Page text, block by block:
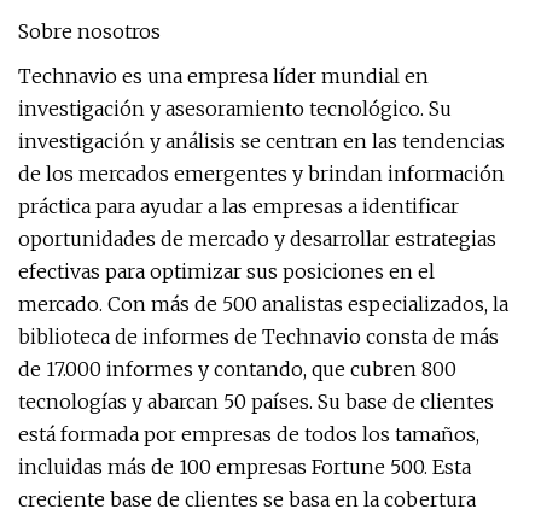
Sobre nosotros
Technavio es una empresa líder mundial en
investigación y asesoramiento tecnológico. Su
investigación y análisis se centran en las tendencias
de los mercados emergentes y brindan información
práctica para ayudar a las empresas a identificar
oportunidades de mercado y desarrollar estrategias
efectivas para optimizar sus posiciones en el
mercado. Con más de 500 analistas especializados, la
biblioteca de informes de Technavio consta de más
de 17.000 informes y contando, que cubren 800
tecnologías y abarcan 50 países. Su base de clientes
está formada por empresas de todos los tamaños,
incluidas más de 100 empresas Fortune 500. Esta
creciente base de clientes se basa en la cobertura